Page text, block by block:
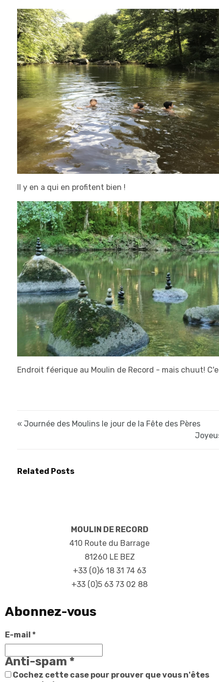
Il y en a qui en profitent bien !
Endroit féerique au Moulin de Record - mais chuut!
« Journée des Moulins le jour de la Fête des Pères
Related Posts
MOULIN DE RECORD
410 Route du Barrage
81260 LE BEZ
+33 (0)6 18 31 74 63
+33 (0)5 63 73 02 88
Abonnez-vous
E-mail *
Anti-spam *
Cochez cette case pour prouver que vous n'êtes